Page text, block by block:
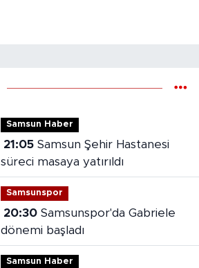
Samsun Haber
21:05Samsun Şehir Hastanesi
süreci masaya yatırıldı
Samsunspor
20:30Samsunspor'da Gabriele
dönemi başladı
Samsun Haber